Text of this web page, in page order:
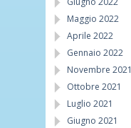
Maggio 2022
Aprile 2022
Gennaio 2022
Novembre 2021
Ottobre 2021
Luglio 2021
Giugno 2021